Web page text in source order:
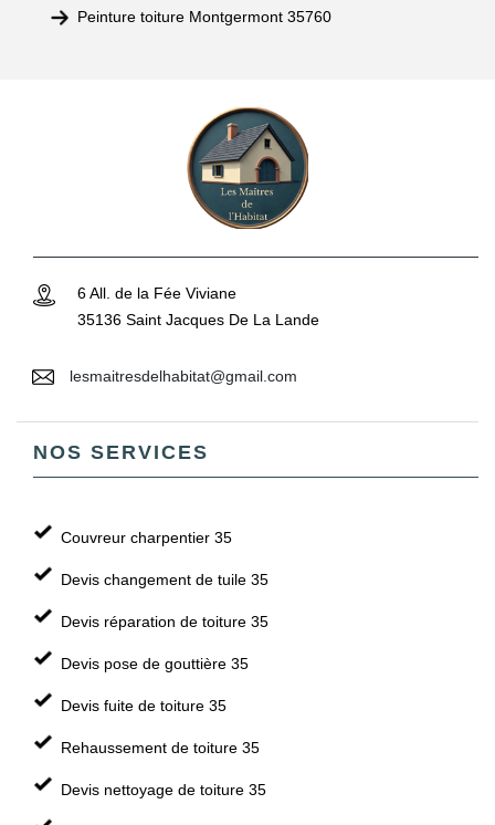
Peinture toiture Montgermont 35760
6 All. de la Fée Viviane
35136 Saint Jacques De La Lande
lesmaitresdelhabitat@gmail.com
NOS SERVICES
Couvreur charpentier 35
Devis changement de tuile 35
Devis réparation de toiture 35
Devis pose de gouttière 35
Devis fuite de toiture 35
Rehaussement de toiture 35
Devis nettoyage de toiture 35